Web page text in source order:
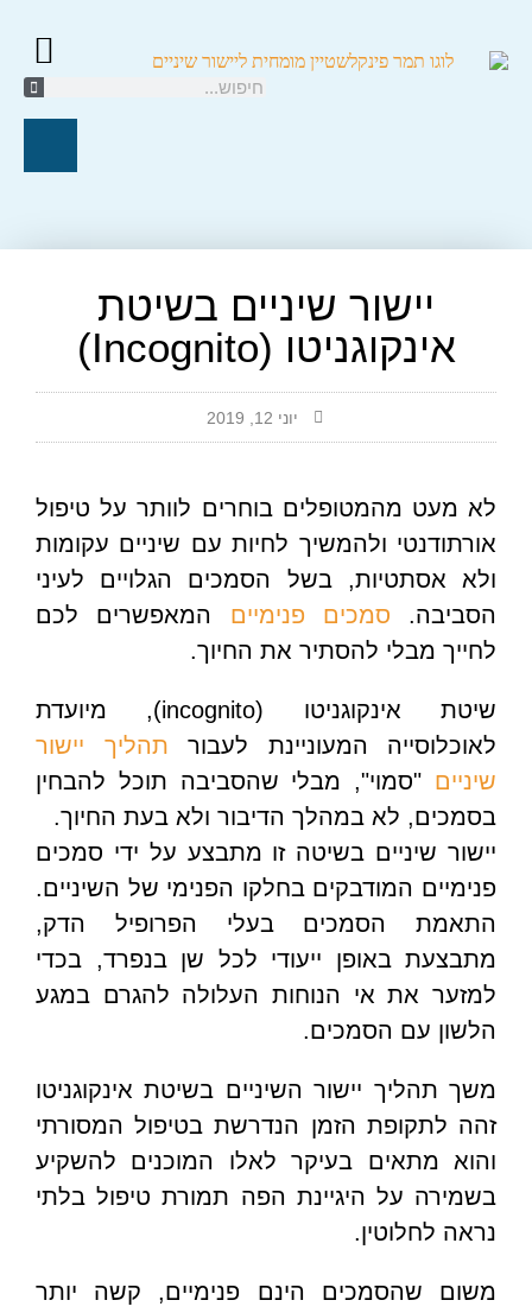
יישור שיניים בשיטת
אינקוגניטו (Incognito)
יוני 12, 2019
לא מעט מהמטופלים בוחרים לוותר על טיפול
אורתודנטי ולהמשיך לחיות עם שיניים עקומות
ולא אסתטיות, בשל הסמכים הגלויים לעיני
הסביבה. סמכים פנימיים המאפשרים לכם
לחייך מבלי להסתיר את החיוך.
שיטת אינקוגניטו (incognito), מיועדת
לאוכלוסייה המעוניינת לעבור תהליך יישור
שיניים "סמוי", מבלי שהסביבה תוכל להבחין
בסמכים, לא במהלך הדיבור ולא בעת החיוך.
יישור שיניים בשיטה זו מתבצע על ידי סמכים
פנימיים המודבקים בחלקו הפנימי של השיניים.
התאמת הסמכים בעלי הפרופיל הדק,
מתבצעת באופן ייעודי לכל שן בנפרד, בכדי
למזער את אי הנוחות העלולה להגרם במגע
הלשון עם הסמכים.
משך תהליך יישור השיניים בשיטת אינקוגניטו
זהה לתקופת הזמן הנדרשת בטיפול המסורתי
והוא מתאים בעיקר לאלו המוכנים להשקיע
בשמירה על היגיינת הפה תמורת טיפול בלתי
נראה לחלוטין.
משום שהסמכים הינם פנימיים, קשה יותר